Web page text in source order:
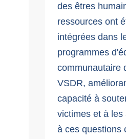
des êtres
ressources ont
intégrées dans
programmes
communautaire
VSDR,
capacité à
victimes et à les
à ces questions